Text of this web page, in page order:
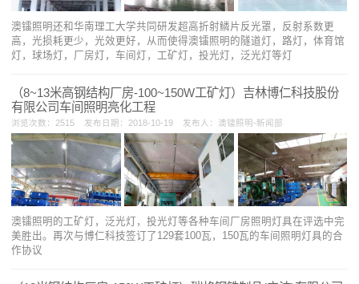
澳镭照明还和华南理工大学共同研发超高折射鳞片反光罩，反射系数更
高，光损耗更少，光效更好，从而使得澳镭照明的隧道灯，路灯，体育馆
灯，球场灯，厂房灯，车间灯，工矿灯，投光灯，泛光灯等灯
​（8~13米高钢结构厂房-100~150W工矿灯）吉林博仁科技股份
有限公司车间照明亮化工程
浏览次数：2515 发布日期：2018-10-19 发布人：澳镭照明-新闻部
澳镭照明的工矿灯，泛光灯，投光灯等各种车间厂房照明灯具在评选中完
美胜出。再次与博仁科技签订了129套100瓦，150瓦的车间照明灯具的合
作协议